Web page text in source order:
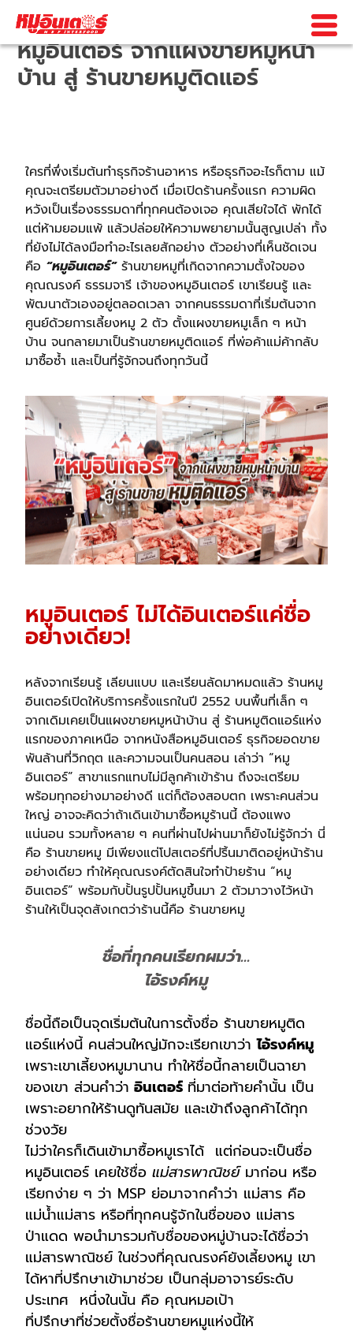
หมูอินเตอร์ จากแผงขายหมูหน้า
บ้าน สู่ ร้านขายหมูติดแอร์
ใครที่พึ่งเริ่มต้นทำธุรกิจร้านอาหาร หรือธุรกิจอะไรก็ตาม แม้
คุณจะเตรียมตัวมาอย่างดี เมื่อเปิดร้านครั้งแรก ความผิด
หวังเป็นเรื่องธรรมดาที่ทุกคนต้องเจอ คุณเสียใจได้ พักได้
แต่ห้ามยอมแพ้ แล้วปล่อยให้ความพยายามนั้นสูญเปล่า ทั้ง
ที่ยังไม่ได้ลงมือทำอะไรเลยสักอย่าง ตัวอย่างที่เห็นชัดเจน
คือ “หมูอินเตอร์”ร้านขายหมูที่เกิดจากความตั้งใจของ
คุณณรงค์ ธรรมจารี เจ้าของหมูอินเตอร์ เขาเรียนรู้ และ
พัฒนาตัวเองอยู่ตลอดเวลา จากคนธรรมดาที่เริ่มต้นจาก
ศูนย์ด้วยการเลี้ยงหมู 2 ตัว ตั้งแผงขายหมูเล็ก ๆ หน้า
บ้าน จนกลายมาเป็นร้านขายหมูติดแอร์ ที่พ่อค้าแม่ค้ากลับ
มาซื้อซ้ำ และเป็นที่รู้จักจนถึงทุกวันนี้
หมูอินเตอร์ ไม่ได้อินเตอร์แค่ชื่อ
อย่างเดียว!
หลังจากเรียนรู้ เลียนแบบ และเรียนลัดมาหมดแล้ว ร้านหมู
อินเตอร์เปิดให้บริการครั้งแรกในปี 2552 บนพื้นที่เล็ก ๆ
จากเดิมเคยเป็นแผงขายหมูหน้าบ้าน สู่ ร้านหมูติดแอร์แห่ง
แรกของภาคเหนือ จากหนังสือหมูอินเตอร์ ธุรกิจยอดขาย
พันล้านที่วิกฤต และความจนเป็นคนสอน เล่าว่า “หมู
อินเตอร์” สาขาแรกแทบไม่มีลูกค้าเข้าร้าน ถึงจะเตรียม
พร้อมทุกอย่างมาอย่างดี แต่ก็ต้องสอบตก เพราะคนส่วน
ใหญ่ อาจจะคิดว่าถ้าเดินเข้ามาซื้อหมูร้านนี้ ต้องแพง
แน่นอน รวมทั้งหลาย ๆ คนที่ผ่านไปผ่านมาก็ยังไม่รู้จักว่า นี่
คือ ร้านขายหมู มีเพียงแต่โปสเตอร์ที่ปริ้นมาติดอยู่หน้าร้าน
อย่างเดียว ทำให้คุณณรงค์ตัดสินใจทำป้ายร้าน “หมู
อินเตอร์” พร้อมกับปั้นรูปปั้นหมูขึ้นมา 2 ตัวมาวางไว้หน้า
ร้านให้เป็นจุดสังเกตว่าร้านนี้คือ ร้านขายหมู
ชื่อที่ทุกคนเรียกผมว่า…
ไอ้รงค์หมู
ชื่อนี้ถือเป็นจุดเริ่มต้นในการตั้งชื่อ ร้านขายหมูติด
แอร์แห่งนี้ คนส่วนใหญ่มักจะเรียกเขาว่าไอ้รงค์หมู
เพราะเขาเลี้ยงหมูมานาน ทำให้ชื่อนี้กลายเป็นฉายา
ของเขา ส่วนคำว่า อินเตอร์ ที่มาต่อท้ายคำนั้น เป็น
เพราะอยากให้ร้านดูทันสมัย และเข้าถึงลูกค้าได้ทุก
ช่วงวัย
ไม่ว่าใครก็เดินเข้ามาซื้อหมูเราได้ แต่ก่อนจะเป็นชื่อ
หมูอินเตอร์ เคยใช้ชื่อแม่สารพาณิชย์มาก่อน หรือ
เรียกง่าย ๆ ว่า MSP ย่อมาจากคำว่า แม่สาร คือ
แม่น้ำแม่สาร หรือที่ทุกคนรู้จักในชื่อของ แม่สาร
ป่าแดด พอนำมารวมกับชื่อของหมู่บ้านจะได้ชื่อว่า
แม่สารพาณิชย์ในช่วงที่คุณณรงค์ยังเลี้ยงหมู เขา
ได้หาที่ปรึกษาเข้ามาช่วย เป็นกลุ่มอาจารย์ระดับ
ประเทศ หนึ่งในนั้น คือ คุณหมอเป้า
ที่ปรึกษาที่ช่วยตั้งชื่อร้านขายหมูแห่งนี้ให้